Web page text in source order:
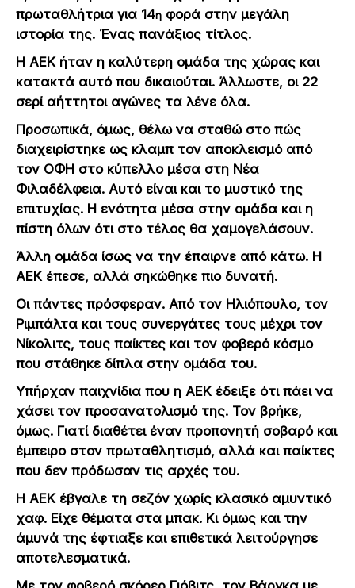
πρωταθλήτρια για 14η φορά στην μεγάλη
ιστορία της. Ένας πανάξιος τίτλος.
Η ΑΕΚ ήταν η καλύτερη ομάδα της χώρας και
κατακτά αυτό που δικαιούται. Άλλωστε, οι 22
σερί αήττητοι αγώνες τα λένε όλα.
Προσωπικά, όμως, θέλω να σταθώ στο πώς
διαχειρίστηκε ως κλαμπ τον αποκλεισμό από
τον ΟΦΗ στο κύπελλο μέσα στη Νέα
Φιλαδέλφεια. Αυτό είναι και το μυστικό της
επιτυχίας. Η ενότητα μέσα στην ομάδα και η
πίστη όλων ότι στο τέλος θα χαμογελάσουν.
Άλλη ομάδα ίσως να την έπαιρνε από κάτω. Η
ΑΕΚ έπεσε, αλλά σηκώθηκε πιο δυνατή.
Οι πάντες πρόσφεραν. Από τον Ηλιόπουλο, τον
Ριμπάλτα και τους συνεργάτες τους μέχρι τον
Νίκολιτς, τους παίκτες και τον φοβερό κόσμο
που στάθηκε δίπλα στην ομάδα του.
Υπήρχαν παιχνίδια που η ΑΕΚ έδειξε ότι πάει να
χάσει τον προσανατολισμό της. Τον βρήκε,
όμως. Γιατί διαθέτει έναν προπονητή σοβαρό και
έμπειρο στον πρωταθλητισμό, αλλά και παίκτες
που δεν πρόδωσαν τις αρχές του.
Η ΑΕΚ έβγαλε τη σεζόν χωρίς κλασικό αμυντικό
χαφ. Είχε θέματα στα μπακ. Κι όμως και την
άμυνά της έφτιαξε και επιθετικά λειτούργησε
αποτελεσματικά.